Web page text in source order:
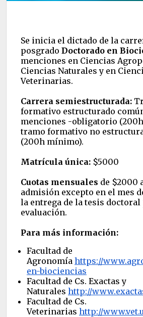
Se inicia el dictado de la
posgrado Doctorado en
menciones en Ciencias
Ciencias Naturales y en
Veterinarias.
Carrera semiestructurada:
formativo estructurado
menciones -obligatorio
tramo formativo no
(200h mínimo).
Matrícula única: $5000
Cuotas mensuales de $2000
admisión excepto en el mes
la entrega de la tesis doctoral
evaluación.
Para más información:
Facultad de
Agronomía https://
en-biociencias
Facultad de Cs. Exactas y
Naturales http://
Facultad de Cs.
Veterinarias http://